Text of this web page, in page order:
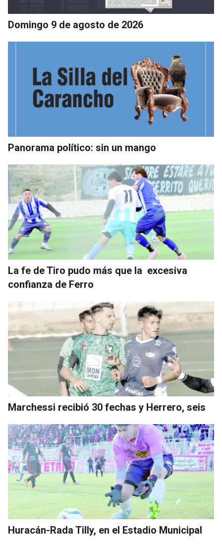
Domingo 9 de agosto de 2026
Panorama político: sin un mango
La fe de Tiro pudo más que la excesiva
confianza de Ferro
Marchessi recibió 30 fechas y Herrero, seis
Huracán-Rada Tilly, en el Estadio Municipal